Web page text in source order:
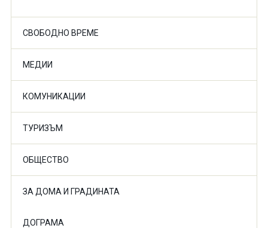
СВОБОДНО ВРЕМЕ
МЕДИИ
КОМУНИКАЦИИ
ТУРИЗЪМ
ОБЩЕСТВО
ЗА ДОМА И ГРАДИНАТА
ДОГРАМА